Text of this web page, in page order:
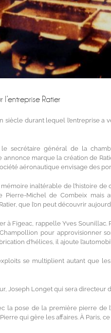
Ratier
siècle durant lequel l’entreprise
secrétaire général de la
annonce marque la création de
aéronautique envisage des
inaltérable de l’histoire de
Michel de Combeix mais
que l’on peut découvrir
à Figeac, rappelle Yves
pour approvisionner
d’hélices, il ajoute
se multiplient autant que
Joseph Longet qui sera directeur
la pose de la première pierre de
qui gère les affaires. À Paris,